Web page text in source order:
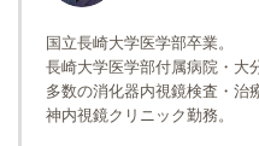
国立長崎大学医学部卒業。
長崎大学医学部付属病院・大
多数の消化器内視鏡検査・治
神内視鏡クリニック勤務。